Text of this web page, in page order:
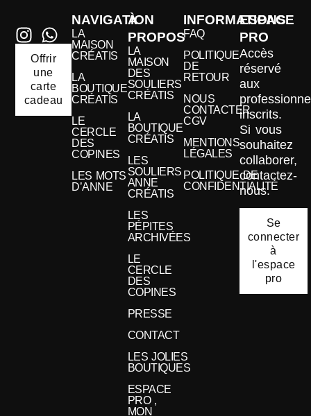
Offrir
une
carte
cadeau
NAVIGATION
LA
MAISON
CRÉATIS
LA
BOUTIQUE
CRÉATIS
LE
CERCLE
DES
COPINES
LES MOTS
D’ANNE
À
PROPOS
LA
MAISON
DES
SOULIERS
CRÉATIS
LA
BOUTIQUE
CRÉATIS
LES
SOULIERS
ANNE
CRÉATIS
LES
PÉPITES
ARCHIVÉES
LE
CERCLE
DES
COPINES
PRESSE
CONTACT
LES JOLIES
BOUTIQUES
ESPACE
PRO ,
MON
INFORMATIONS
FAQ
POLITIQUE
DE
RETOUR
NOUS
CONTACTER
CGV
MENTIONS
LÉGALES
POLITIQUE DE
CONFIDENTIALITÉ
ESPACE
PRO
Accès
réservé
aux
inscrits.
Si vous
souhaitez
collaborer,
contactez-
nous.
Se
connecter
à
l'espace
pro